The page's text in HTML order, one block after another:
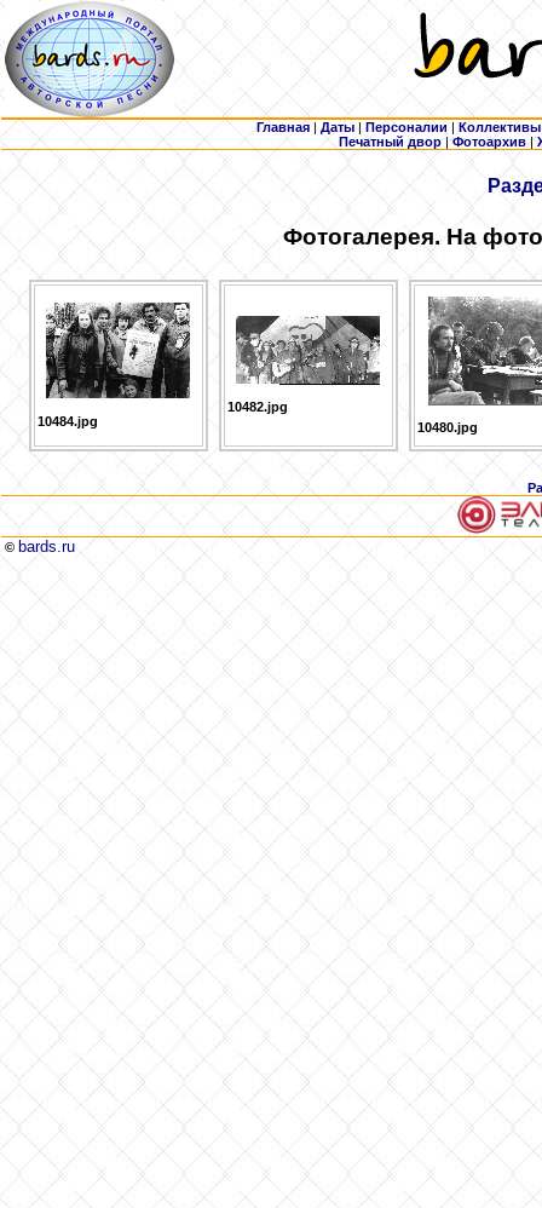
Главная | Даты | Персоналии | Коллективы
Печатный двор |Фотоархив |
Фотогалерея. На
10484.jpg
10482.jpg
10480.jpg
© bards.ru